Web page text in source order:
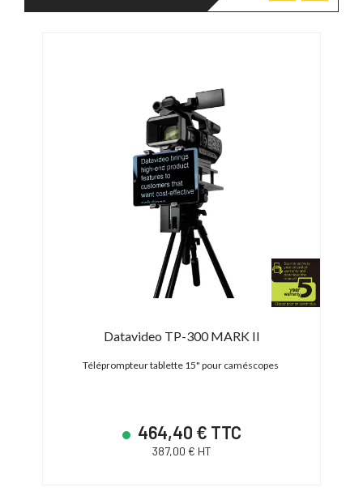
Datavideo TP-300 MARK II
Téléprompteur tablette 15" pour caméscopes
464,40 € TTC
387,00 € HT